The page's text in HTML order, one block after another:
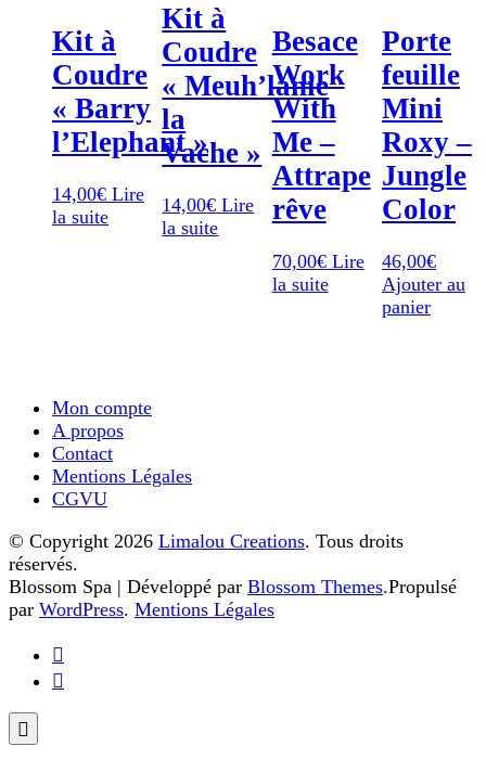
Kit à
Coudre
« Barry
l’Elephant »
14,00€ Lire
la suite
Kit à
Coudre
« Meuh’lanie
la
Vache »
14,00€ Lire
la suite
Besace
Work
With
Me –
Attrape
rêve
70,00€ Lire
la suite
Porte
feuille
Mini
Roxy –
Jungle
Color
46,00€
Ajouter au
panier
Mon compte
A propos
Contact
Mentions Légales
CGVU
© Copyright 2026 Limalou Creations. Tous droits
réservés.
Blossom Spa | Développé par Blossom Themes.Propulsé
par WordPress. Mentions Légales